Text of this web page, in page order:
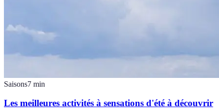
Saisons7 min
Les meilleures activités à sensations d'été à découvrir